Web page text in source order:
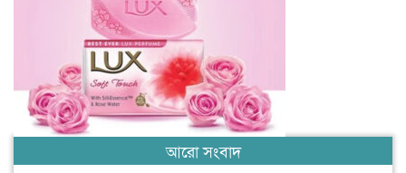
আরো সংবাদ